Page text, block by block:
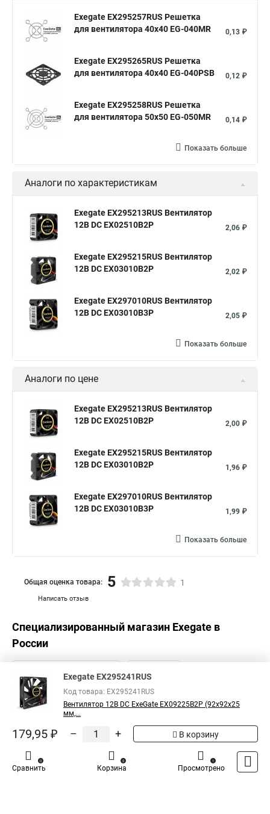
Exegate EX295257RUS Решетка
для вентилятора 40x40 EG-040MR
0,13 ₽
Exegate EX295265RUS Решетка
для вентилятора 40x40 EG-040PSB
0,12 ₽
Exegate EX295258RUS Решетка
для вентилятора 50х50 EG-050MR
0,14 ₽
Показать больше
Аналоги по характеристикам
Exegate EX295213RUS Вентилятор
12В DC EX02510B2P
2,06 ₽
Exegate EX295215RUS Вентилятор
12В DC EX03010B2P
2,02 ₽
Exegate EX297010RUS Вентилятор
12В DC EX03010B3P
2,05 ₽
Показать больше
Аналоги по цене
Exegate EX295213RUS Вентилятор
12В DC EX02510B2P
2,00 ₽
Exegate EX295215RUS Вентилятор
12В DC EX03010B2P
1,96 ₽
Exegate EX297010RUS Вентилятор
12В DC EX03010B3P
1,99 ₽
Показать больше
Написать отзыв
Общая оценка товара: 5 1
Специализированный магазин Exegate в
России
Exegate EX295241RUS
Код товара: EX295241RUS
Вентилятор 12В DC ExeGate EX09225B2P (92x92x25
мм,...
179,95 ₽ – + В корзину
Сравнить
0
Корзина
0
Просмотрено
1